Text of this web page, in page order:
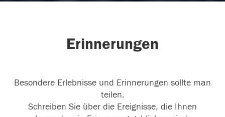
Erinnerungen
Besondere Erlebnisse und Erinnerungen sollte man
teilen.
Schreiben Sie über die Ereignisse, die Ihnen